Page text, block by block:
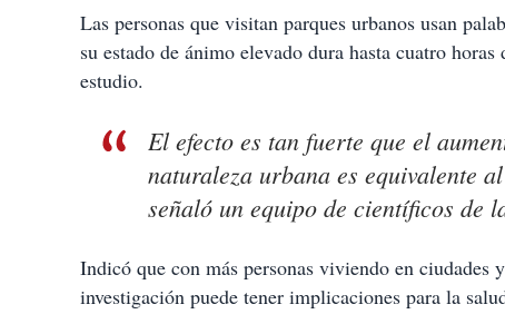
t
i
r
Las personas que visitan parques urbanos usan
su estado de ánimo elevado dura hasta cuatro
estudio.
El efecto es tan fuerte que el
naturaleza urbana es equivalente
señaló un equipo de científicos de
Indicó que con más personas viviendo en ciudades
investigación puede tener implicaciones para la